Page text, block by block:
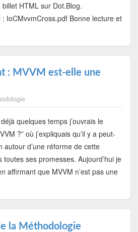
HTML sur Dot.Blog.
: IoCMvvmCross.pdf Bonne lecture et
: MVVM est-elle une
quelques temps j’ouvrais le
?” où j’expliquais qu’il y a peut-
autour d’une réforme de cette
ses promesses. Aujourd’hui je
affirmant que MVVM n’est pas une
la Méthodologie